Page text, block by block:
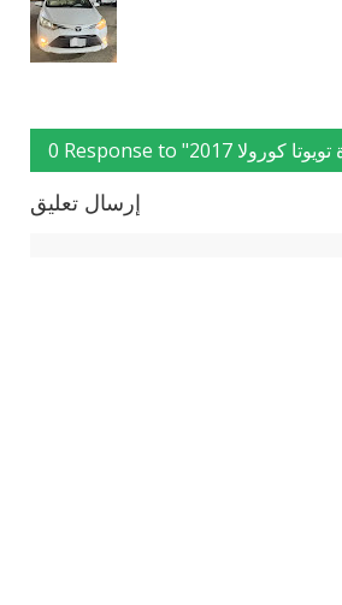
إرسال تعليق